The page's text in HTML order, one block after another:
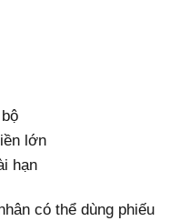
lớn
hạn
có thể dùng phiếu